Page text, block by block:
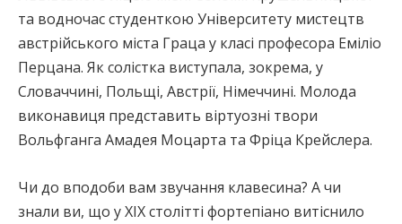
та водночас студенткою Університету мистецтв
австрійського міста Граца у класі професора Еміліо
Перцана. Як солістка виступала, зокрема, у
Словаччині, Польщі, Австрії, Німеччині. Молода
виконавиця представить віртуозні твори
Вольфганга Амадея Моцарта та Фріца Крейслера.
Чи до вподоби вам звучання клавесина? А чи
знали ви, що у ХІХ столітті фортепіано витіснило